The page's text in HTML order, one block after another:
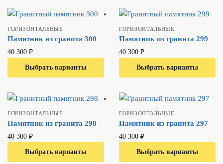
ГОРИЗОНТАЛЬНЫЕ
Памятник из гранита 300
40 300 ₽
В один клик
Выбрать варианты
ГОРИЗОНТАЛЬНЫЕ
Памятник из гранита 299
40 300 ₽
В один клик
Выбрать варианты
ГОРИЗОНТАЛЬНЫЕ
Памятник из гранита 298
40 300 ₽
В один клик
Выбрать варианты
ГОРИЗОНТАЛЬНЫЕ
Памятник из гранита 297
40 300 ₽
В один клик
Выбрать варианты